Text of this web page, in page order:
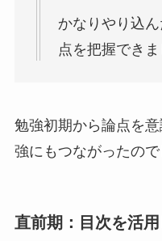
かなりやり込
点を把握できま
勉強初期から論点を
強にもつながったので
直前期：目次を活